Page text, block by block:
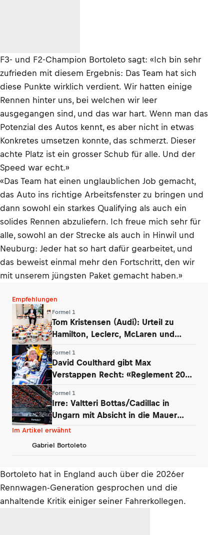
F3- und F2-Champion Bortoleto sagt: «Ich bin sehr
zufrieden mit diesem Ergebnis: Das Team hat sich
diese Punkte wirklich verdient. Wir hatten einige
Rennen hinter uns, bei welchen wir leer
ausgegangen sind, und das war hart. Wenn man das
Potenzial des Autos kennt, es aber nicht in etwas
Konkretes umsetzen konnte, das schmerzt. Dieser
achte Platz ist ein grosser Schub für alle. Und der
Speed war echt.»
«Das Team hat einen unglaublichen Job gemacht,
das Auto ins richtige Arbeitsfenster zu bringen und
dann sowohl ein starkes Qualifying als auch ein
solides Rennen abzuliefern. Ich freue mich sehr für
alle, sowohl an der Strecke als auch in Hinwil und
Neuburg: Jeder hat so hart dafür gearbeitet, und
das beweist einmal mehr den Fortschritt, den wir
mit unserem jüngsten Paket gemacht haben.»
Empfehlungen
Formel 1
Tom Kristensen (Audi): Urteil zu
Hamilton, Leclerc, McLaren und
Formel 1
David Coulthard gibt Max
Verstappen Recht: «Reglement 2026
Formel 1
Irre: Valtteri Bottas/Cadillac in
Ungarn mit Absicht in die Mauer
gefahren
Im Artikel erwähnt
Gabriel Bortoleto
Bortoleto hat in England auch über die 2026er
Rennwagen-Generation gesprochen und die
anhaltende Kritik einiger seiner Fahrerkollegen.